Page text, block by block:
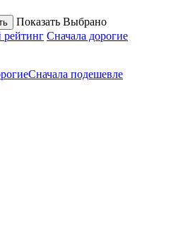
Показать Выбрано
Сначала дорогие
Сначала подешевле